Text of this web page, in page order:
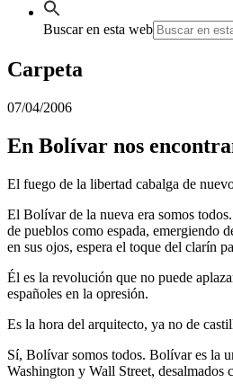
Buscar en esta web
Carpeta
07/04/2006
En Bolívar nos
El fuego de la libertad cabalga de
El Bolívar de la nueva era somos
de pueblos como espada, emergiendo
en sus ojos, espera el toque del clarín
Él es la revolución que no puede
españoles en la opresión.
Es la hora del arquitecto, ya no de
Sí, Bolívar somos todos. Bolívar es la
Washington y Wall Street, desalmados